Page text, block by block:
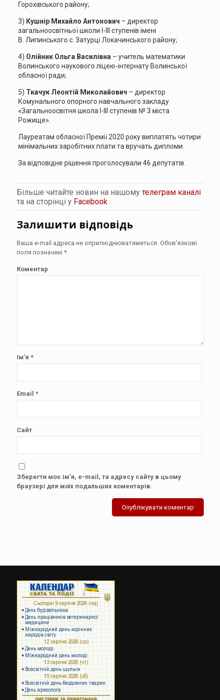
Горохівського району;
3) Кушнір Михайло Антонович – директор
загальноосвітньої школи І-ІІІ ступенів імені
В. Липинського с. Затурці Локачинського району;
4) Олійник Ольга Василівна – учитель математики
Волинського наукового ліцею-інтернату Волинської
обласної ради;
5) Ткачук Леонтій Миколайович – директор
Комунального опорного навчального закладу
«Загальноосвітня школа І-ІІІ ступенів № 3 міста
Рожище».
Лауреатам обласної Премії 2020 року виплатять чотири
мінімальних заробітних плати та вручать дипломи.
За відповідне рішення проголосували 46 депутатів.
Більше читайте новин на нашомутелеграм каналі
та на сторінці у Facebook
Залишити відповідь
Ваша e-mail адреса не оприлюднюватиметься.Обов’язкові
поля позначені *
Коментар
Ім’я *
Email *
Сайт
Зберегти моє ім'я, e-mail, та адресу сайту в цьому
браузері для моїх подальших коментарів.